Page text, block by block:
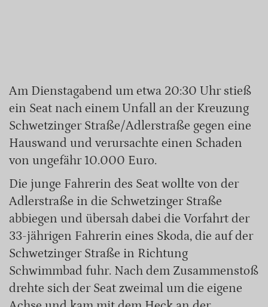
Am Dienstagabend um etwa 20:30 Uhr stieß
ein Seat nach einem Unfall an der Kreuzung
Schwetzinger Straße/Adlerstraße gegen eine
Hauswand und verursachte einen Schaden
von ungefähr 10.000 Euro.
Die junge Fahrerin des Seat wollte von der
Adlerstraße in die Schwetzinger Straße
abbiegen und übersah dabei die Vorfahrt der
33-jährigen Fahrerin eines Skoda, die auf der
Schwetzinger Straße in Richtung
Schwimmbad fuhr. Nach dem Zusammenstoß
drehte sich der Seat zweimal um die eigene